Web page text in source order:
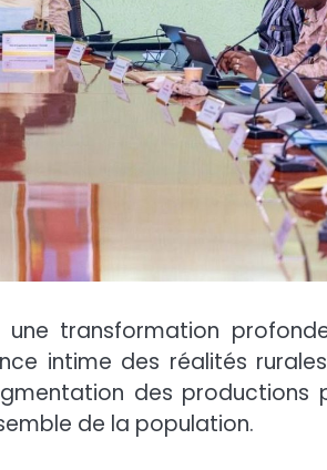
une transformation
intime des réalités
des productions
de la population.